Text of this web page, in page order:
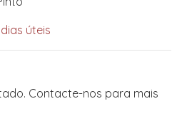
dias úteis
Contacte-nos para mais